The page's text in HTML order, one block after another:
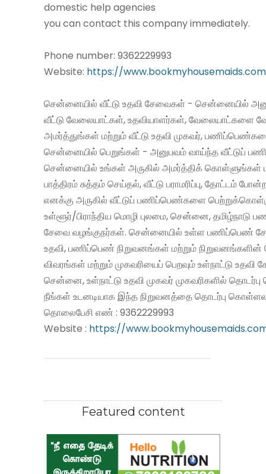
domestic help agencies
you can contact this company immediately.
Phone number: 9362229993
Website: https://
சென்னையில் வீட்டு உதவி சேவைகள் - சென்னையில்
வீட்டு வேலையாட்கள், உதவியாளர்கள், வேலையாட்களை
அமர்த்துங்கள் மற்றும் வீட்டு உதவி முகவர்,
சென்னையில் பெறுங்கள் - அனுபவம் வாய்ந்த வீட்டுப்
சென்னையில் உங்கள் அருகில் அமர்த்திக் கொள்ளுங்கள்
பாத்திரம் சுத்தம் செய்தல், வீட்டு பராமரிப்பு, தோட்டம்
எனக்கு அருகில் வீட்டுப் பணிப்பெண்களை
உள்ளூர்/பிராந்திய மொழி புலமை, சென்னை, தமிழ்நாடு
சேவை வழங்குநர்கள். சென்னையில் உள்ள பணிப்பெண்
உதவி, பணிப்பெண் நிறுவனங்கள் மற்றும் நிறுவனங்களின்
விவரங்கள் மற்றும் முகவரியைப் பெறவும் உள்நாட்டு உதவி
சென்னை, உள்நாட்டு உதவி முகவர் முகவரிகளில்
நீங்கள் உடனடியாக இந்த நிறுவனத்தை தொடர்பு
தொலைபேசி எண் : 9362229993
Website : https://
Featured content